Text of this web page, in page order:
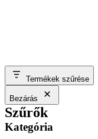
Termékek szűrése
Bezárás
Szűrők
Kategória